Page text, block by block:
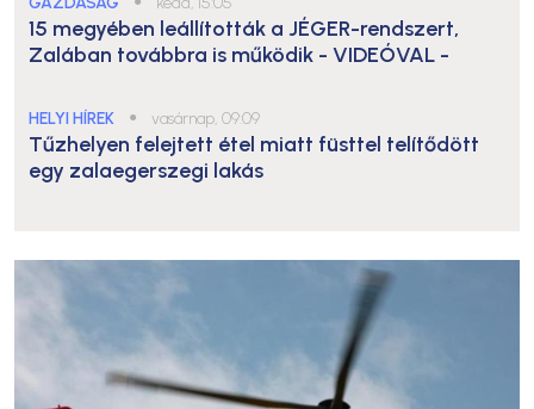
15 megyében leállították a JÉGER-rendszert,
Zalában továbbra is működik - VIDEÓVAL -
HELYI HÍREK ● vasárnap, 09:09
Tűzhelyen felejtett étel miatt füsttel telítődött
egy zalaegerszegi lakás